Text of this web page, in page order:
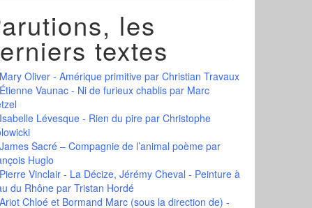
les
textes
Mary Oliver - Amérique primitivepar Christian Travaux
Étienne Vaunac - Ni de furieux chablispar Marc
Isabelle Lévesque - Rien du pirepar Christophe
James Sacré – Compagnie de l’animal poèmepar
Huglo
Pierre Vinclair - La Décize, Jérémy Cheval - Peinture à
du Rhônepar Tristan Hordé
Ariot Chloé et Bormand Marc (sous la direction de) -